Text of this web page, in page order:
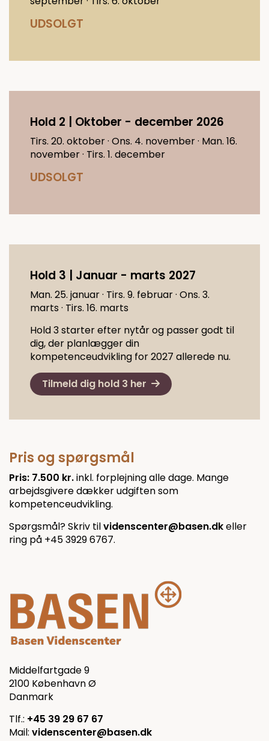
UDSOLGT
Hold 2 | Oktober - december 2026
Tirs. 20. oktober · Ons. 4. november · Man. 16.
november · Tirs. 1. december
UDSOLGT
Hold 3 | Januar - marts 2027
Man. 25. januar · Tirs. 9. februar · Ons. 3.
marts · Tirs. 16. marts
Hold 3 starter efter nytår og passer godt til
dig, der planlægger din
kompetenceudvikling for 2027 allerede nu.
Tilmeld dig hold 3 her
Pris og spørgsmål
Pris: 7.500 kr.inkl. forplejning alle dage. Mange
arbejdsgivere dækker udgiften som
kompetenceudvikling.
Spørgsmål? Skriv tilvidenscenter@basen.dkeller
ring på +45 3929 6767.
Middelfartgade 9
2100 København Ø
Danmark
Tlf.: +45 39 29 67 67
Mail: videnscenter@basen.dk